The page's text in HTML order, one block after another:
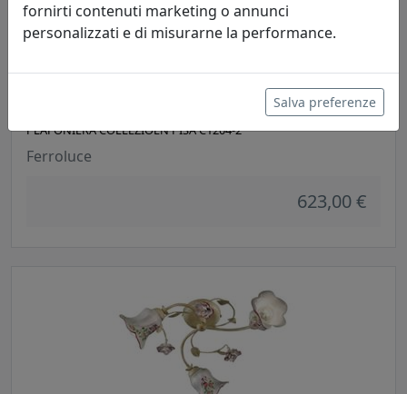
PLAFONIERA COLLEZIOEN PISA C1204-2
Ferroluce
623,00 €
fornirti contenuti marketing o annunci
personalizzati e di misurarne la performance.
Salva preferenze